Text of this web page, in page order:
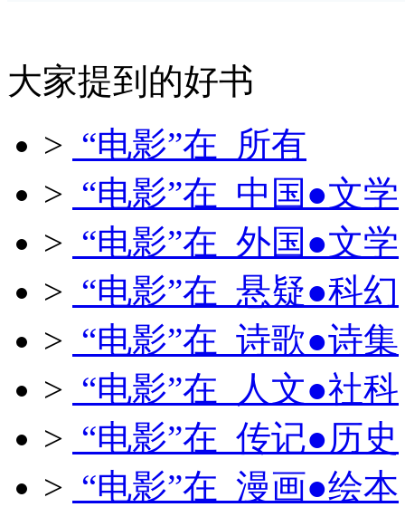
大家提到的好书
> “电影”在 所有
> “电影”在 中国●文学
> “电影”在 外国●文学
> “电影”在 悬疑●科幻
> “电影”在 诗歌●诗集
> “电影”在 人文●社科
> “电影”在 传记●历史
> “电影”在 漫画●绘本